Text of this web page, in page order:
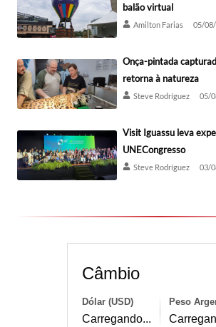
balão virtual
Amilton Farias 05/
Onça-pintada
retorna à natureza
Steve Rodríguez 05/
Visit Iguassu leva
UNECongresso
Steve Rodríguez 03/
Câmbio
Dólar (USD)
Carregando...
Peso